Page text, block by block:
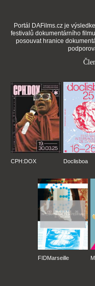
Portál DAFilms.cz je
festivalů dokumentárního
posouvat hranice
CPH:DOX Doclisboa
FIDMarseille